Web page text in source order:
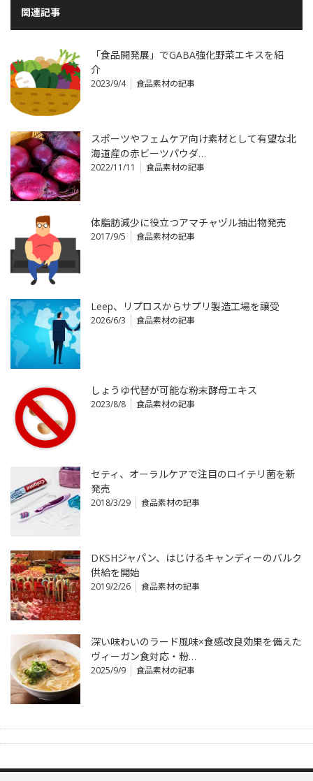
関連記事
「食品開発展」でGABA強化野菜エキスを紹
介
2023/9/4 食品素材の記事
スポーツやフェムケア向け素材として有望な北
海道産の赤ビーツパウダ…
2022/11/11 食品素材の記事
体脂肪減少に役立つアマチャヅル抽出物発売
2017/9/5 食品素材の記事
Leep、リプロスからサプリ製造工場を譲受
2026/6/3 食品素材の記事
しょうゆ代替が可能な粉末酵母エキス
2023/8/8 食品素材の記事
セティ、オーラルケアで注目のロイテリ菌を新
発売
2018/3/29 食品素材の記事
DKSHジャパン、はじけるキャンディーのバルク
供給を開始
2019/2/26 食品素材の記事
深い味わいのラード風味×食感改良効果を備えた
ヴィーガン食対応・粉…
2025/9/9 食品素材の記事